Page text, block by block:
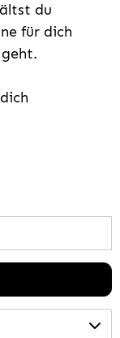
du
für dich